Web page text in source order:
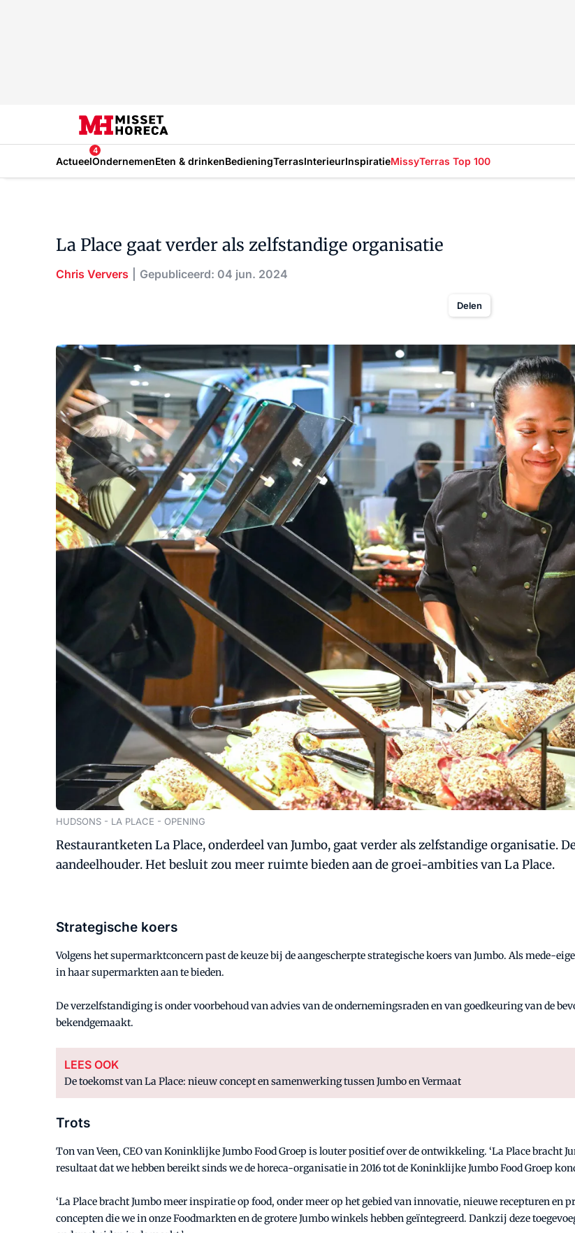
Actueel
4
OndernemenEten & drinkenBedieningTerrasInterieurInspiratieMissyTerras Top 100
La Place gaat verder als zelfstandige organisatie
Chris Ververs Gepubliceerd: 04 jun. 2024
Delen
HUDSONS - LA PLACE - OPENING
Restaurantketen La Place, onderdeel van Jumbo, gaat verder als zelfstandige organisatie.
aandeelhouder. Het besluit zou meer ruimte bieden aan de groei-ambities van La Place.
Strategische koers
Volgens het supermarktconcern past de keuze bij de aangescherpte strategische koers van Jumbo. Als mede-
in haar supermarkten aan te bieden.
De verzelfstandiging is onder voorbehoud van advies van de ondernemingsraden en van goedkeuring van de
bekendgemaakt.
LEES OOK
De toekomst van La Place: nieuw concept en samenwerking tussen Jumbo en Vermaat
Trots
Ton van Veen, CEO van Koninklijke Jumbo Food Groep is louter positief over de ontwikkeling. ‘La Place bracht
resultaat dat we hebben bereikt sinds we de horeca-organisatie in 2016 tot de Koninklijke Jumbo Food Groep
‘La Place bracht Jumbo meer inspiratie op food, onder meer op het gebied van innovatie, nieuwe recepturen en
concepten die we in onze Foodmarkten en de grotere Jumbo winkels hebben geïntegreerd. Dankzij deze